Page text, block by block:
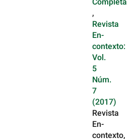
,
Revista
En-
contexto:
Vol.
5
Núm.
7
(2017)
Revista
En-
contexto,